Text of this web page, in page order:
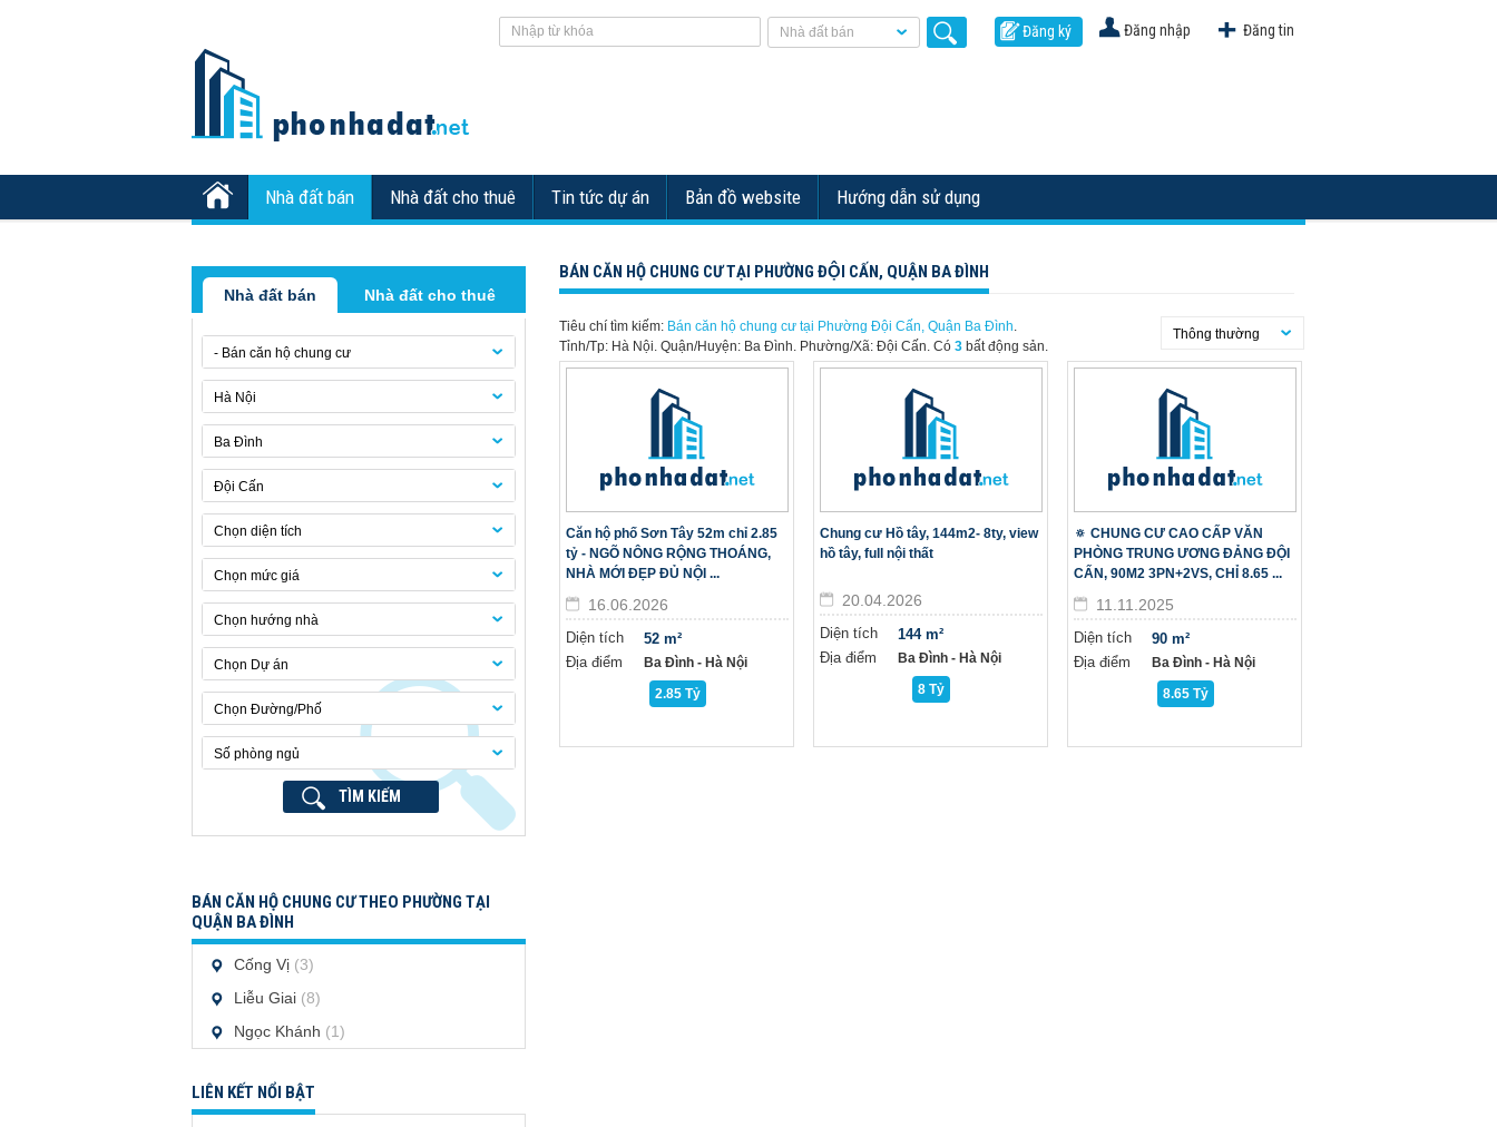
Đăng tin
Đăng nhập
Đăng ký
Nhà đất bán
Nhà đất bán Nhà đất cho thuê Tin tức dự án Bản đồ website Hướng dẫn sử dụng
Nhà đất bán Nhà đất cho thuê
- Bán căn hộ chung cư
Hà Nội
Ba Đình
Đội Cấn
Chọn diện tích
Chọn mức giá
Chọn hướng nhà
Chọn Dự án
Chọn Đường/Phố
Số phòng ngủ
TÌM KIẾM
BÁN CĂN HỘ CHUNG CƯ THEO PHƯỜNG TẠI
QUẬN BA ĐÌNH
Cống Vị (3)
Liễu Giai (8)
Ngọc Khánh (1)
LIÊN KẾT NỔI BẬT
BÁN CĂN HỘ CHUNG CƯ TẠI PHƯỜNG ĐỘI CẤN, QUẬN BA ĐÌNH
Tiêu chí tìm kiếm: Bán căn hộ chung cư tại Phường Đội Cấn, Quận Ba Đình.
Tỉnh/Tp: Hà Nội. Quận/Huyện: Ba Đình. Phường/Xã: Đội Cấn. Có 3 bất động sản.
Thông thường
Căn hộ phố Sơn Tây 52m chỉ 2.85
tỷ - NGÕ NÔNG RỘNG THOÁNG,
NHÀ MỚI ĐẸP ĐỦ NỘI ...
16.06.2026
Diện tích
Địa điểm
52 m²
Ba Đình - Hà Nội
2.85 Tỷ
Chung cư Hồ tây, 144m2- 8ty, view
hồ tây, full nội thất
20.04.2026
Diện tích
Địa điểm
144 m²
Ba Đình - Hà Nội
8 Tỷ
🔅 CHUNG CƯ CAO CẤP VĂN
PHÒNG TRUNG ƯƠNG ĐẢNG ĐỘI
CẤN, 90M2 3PN+2VS, CHỈ 8.65 ...
11.11.2025
Diện tích
Địa điểm
90 m²
Ba Đình - Hà Nội
8.65 Tỷ